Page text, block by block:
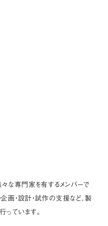
な専門家を有するメンバーで
画・設計・試作の支援など、製
ています。